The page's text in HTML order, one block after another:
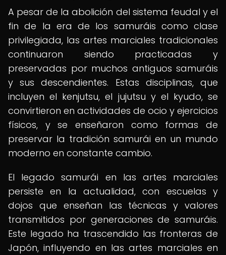
A pesar de la abolición del sistema feudal y el
fin de la era de los samuráis como clase
privilegiada, las artes marciales tradicionales
continuaron siendo practicadas y
preservadas por muchos antiguos samuráis
y sus descendientes. Estas disciplinas, que
incluyen el kenjutsu, el jujutsu y el kyudo, se
convirtieron en actividades de ocio y ejercicios
físicos, y se enseñaron como formas de
preservar la tradición samurái en un mundo
moderno en constante cambio.
El legado samurái en las artes marciales
persiste en la actualidad, con escuelas y
dojos que enseñan las técnicas y valores
transmitidos por generaciones de samuráis.
Este legado ha trascendido las fronteras de
Japón, influyendo en las artes marciales en